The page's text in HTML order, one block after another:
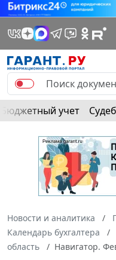
Бюджетный учет
Новости и аналитика
Календарь бухгалтера
область
Навигатор.